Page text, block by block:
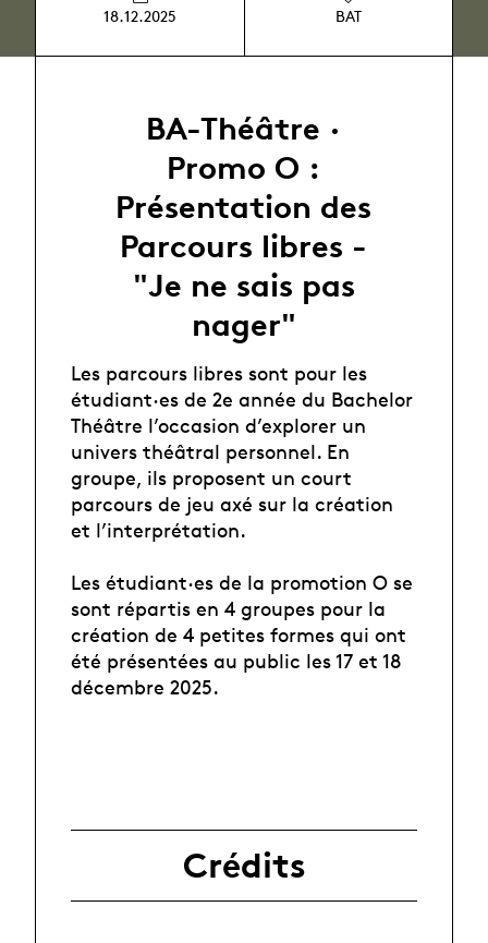
18.12.2025 BAT
BA-Théâtre ·
Promo O :
Présentation des
Parcours libres -
"Je ne sais pas
nager"
Les parcours libres sont pour les
étudiant·es de 2e année du Bachelor
Théâtre l’occasion d’explorer un
univers théâtral personnel. En
groupe, ils proposent un court
parcours de jeu axé sur la création
et l’interprétation.
Les étudiant·es de la promotion O se
sont répartis en 4 groupes pour la
création de 4 petites formes qui ont
été présentées au public les 17 et 18
décembre 2025.
Crédits